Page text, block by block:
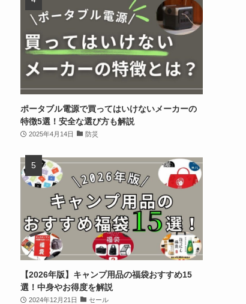
ポータブル電源で買ってはいけないメーカーの
特徴5選！安全な選び方も解説
2025年4月14日 防災
【2026年版】キャンプ用品の福袋おすすめ15
選！中身やお得度を解説
2024年12月21日 セール